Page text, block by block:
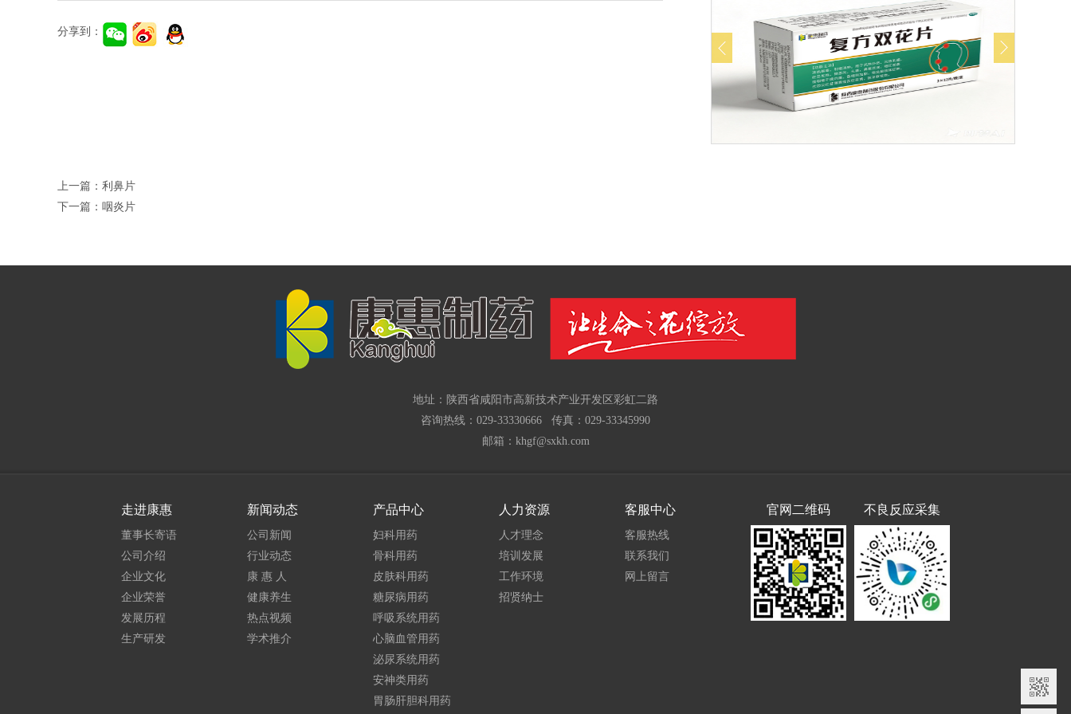
分享到：
上一篇： 利鼻片
下一篇： 咽炎片
地址：陕西省咸阳市高新技术产业开发区彩虹二路
咨询热线：029-33330666 传真：029-33345990
邮箱：khgf@sxkh.com
走进康惠
董事长寄语
公司介绍
企业文化
企业荣誉
发展历程
生产研发
新闻动态
公司新闻
行业动态
康 惠 人
健康养生
热点视频
学术推介
产品中心
妇科用药
骨科用药
皮肤科用药
糖尿病用药
呼吸系统用药
心脑血管用药
泌尿系统用药
安神类用药
胃肠肝胆科用药
人力资源
人才理念
培训发展
工作环境
招贤纳士
客服中心
客服热线
联系我们
网上留言
官网二维码 不良反应采集